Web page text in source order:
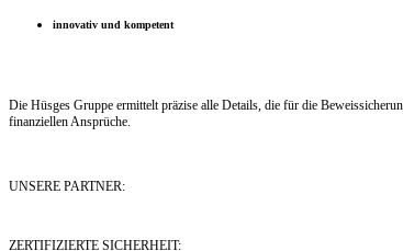
innovativ und kompetent
Die Hüsges Gruppe ermittelt präzise alle Details, die für die
finanziellen Ansprüche.
UNSERE PARTNER:
ZERTIFIZIERTE SICHERHEIT: